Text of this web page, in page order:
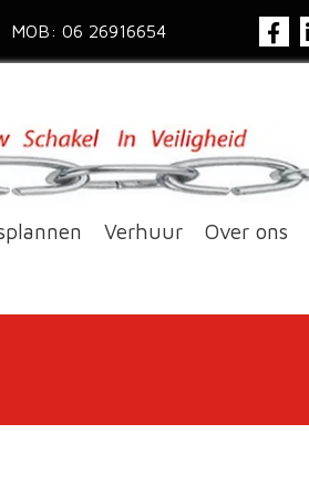
MOB: 06 26916654
Verhuur Over ons